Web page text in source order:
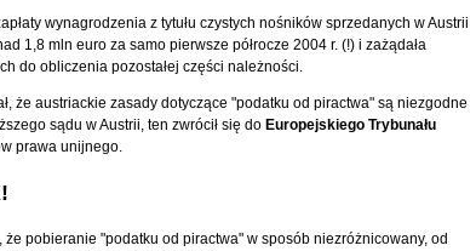
wynagrodzenia z tytułu czystych nośników sprzedanych w Austrii
1,8 mln euro za samo pierwsze półrocze 2004 r. (!) i zażądała
do obliczenia pozostałej części należności.
że austriackie zasady dotyczące "podatku od piractwa" są niezgodne
sądu w Austrii, ten zwrócił się do Europejskiego Trybunału
prawa unijnego.
że pobieranie "podatku od piractwa" w sposób niezróżnicowany, od